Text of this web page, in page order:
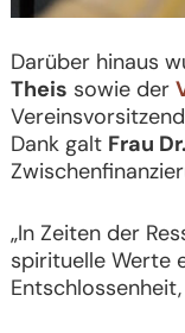
Darüber hinaus
Theis sowie der
Dank galt Frau
„In Zeiten der
spirituelle Werte